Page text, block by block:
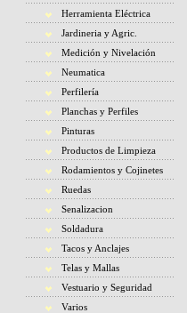
Herramienta Eléctrica
Jardineria y Agric.
Medición y Nivelación
Neumatica
Perfilería
Planchas y Perfiles
Pinturas
Productos de Limpieza
Rodamientos y Cojinetes
Ruedas
Senalizacion
Soldadura
Tacos y Anclajes
Telas y Mallas
Vestuario y Seguridad
Varios